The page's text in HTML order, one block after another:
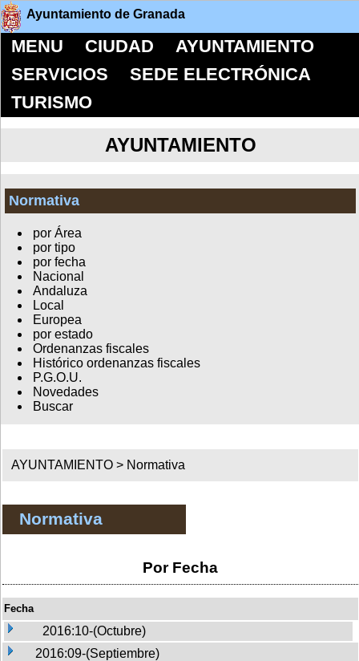
Ayuntamiento de Granada
MENU CIUDAD
AYUNTAMIENTO
SERVICIOS
SEDE ELECTRÓNICA
TURISMO
AYUNTAMIENTO
Normativa
por Área
por tipo
por fecha
Nacional
Andaluza
Local
Europea
por estado
Ordenanzas fiscales
Histórico ordenanzas fiscales
P.G.O.U.
Novedades
Buscar
AYUNTAMIENTO > Normativa
Normativa
Por Fecha
Fecha
2016:10-(Octubre)
2016:09-(Septiembre)